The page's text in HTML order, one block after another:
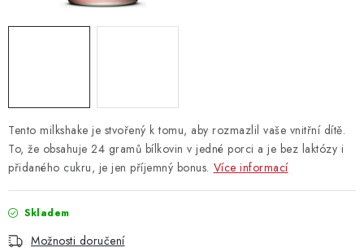
Tento milkshake je stvořený k tomu, aby rozmazlil vaše vnitřní dítě.
To, že obsahuje 24 gramů bílkovin v jedné porci a je bez laktózy i
přidaného cukru, je jen příjemný bonus. Více informací
Skladem
Možnosti doručení